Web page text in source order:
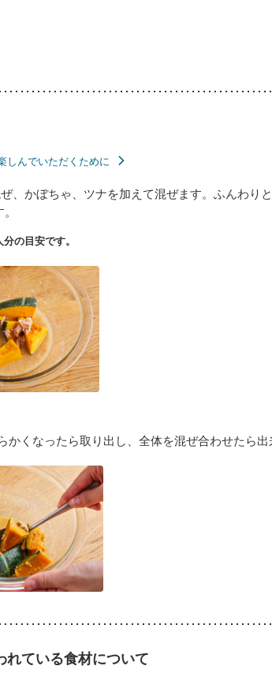
しんでいただくために
、かぼちゃ、ツナを加えて混ぜます。ふんわり
の目安です。
かくなったら取り出し、全体を混ぜ合わせたら出
れている食材について